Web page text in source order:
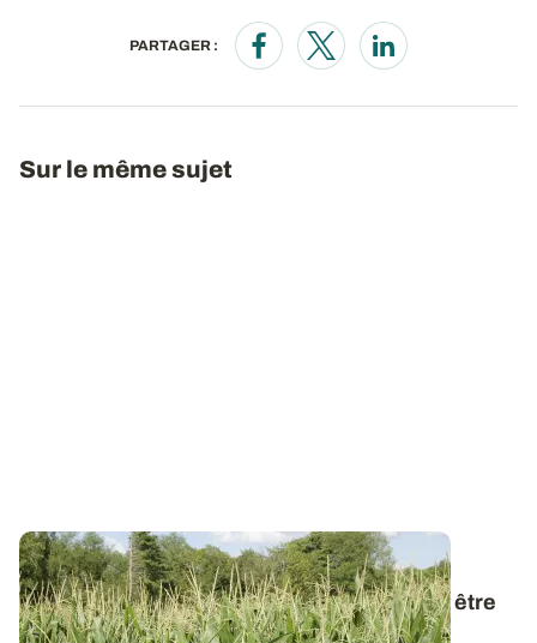
PARTAGER :
Opens in a new window
Opens in a new window
Opens in a new
Sur le même sujet
POITOU-CHARENTES
Canicule et maïs : la météo de mi-juillet va être
déterminante